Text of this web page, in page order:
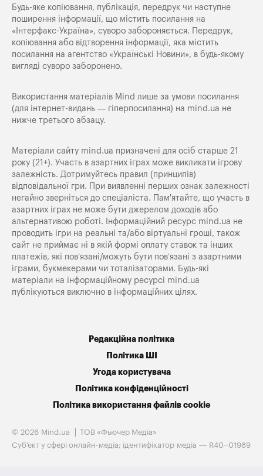
Будь-яке копiювання, публiкацiя, передрук чи наступне
поширення iнформацiї, що мiстить посилання на
«Iнтерфакс-Україна», суворо забороняється. Передрук,
копіювання або відтворення інформації, яка містить
посилання на агентство «Українські Новини», в будь-якому
вигляді суворо заборонено.
Використання матеріалів Mind лише за умови посилання
(для інтернет-видань — гіперпосилання) на mind.ua не
нижче третього абзацу.
Матеріали сайту mind.ua призначені для осіб старше 21
року (21+). Участь в азартних іграх може викликати ігрову
залежність. Дотримуйтесь правил (принципів)
відповідальної гри. При виявленні перших ознак залежності
негайно зверніться до спеціаліста. Пам'ятайте, що участь в
азартних іграх не може бути джерелом доходів або
альтернативою роботі. Інформаційний ресурс mind.ua не
проводить ігри на реальні та/або віртуальні гроші, також
сайт не приймає ні в якій формі оплату ставок та інших
платежів, які пов’язані/можуть бути пов’язані з азартними
іграми, букмекерами чи тоталізаторами. Будь-які
матеріали на інформаційному ресурсі mind.ua
публікуються виключно в інформаційних цілях.
Редакційна політика
Політика ШІ
Угода користувача
Політика конфіденційності
Політика використання файлів cookie
© 2026 Mind.ua
ТОВ «Фьючер Медiа»
Cуб'єкт у сфері онлайн-медіа; ідентифікатор медіа — R40−01989